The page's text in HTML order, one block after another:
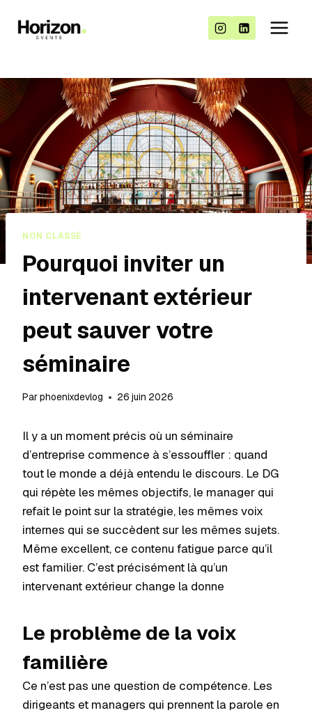
NON CLASSÉ
Pourquoi inviter un
intervenant extérieur
peut sauver votre
séminaire
Parphoenixdevlog 26 juin 2026
Il y a un moment précis où un séminaire
d’entreprise commence à s’essouffler : quand
tout le monde a déjà entendu le discours. Le DG
qui répète les mêmes objectifs, le manager qui
refait le point sur la stratégie, les mêmes voix
internes qui se succèdent sur les mêmes sujets.
Même excellent, ce contenu fatigue parce qu’il
est familier. C’est précisément là qu’un
intervenant extérieur change la donne
Le problème de la voix
familière
Ce n’est pas une question de compétence. Les
dirigeants et managers qui prennent la parole en